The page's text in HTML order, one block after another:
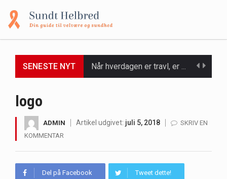
SENESTE NYT
logo
ADMIN Artikel udgivet: juli 5, 2018
SKRIV EN
KOMMENTAR
Del på Facebook Tweet dette!